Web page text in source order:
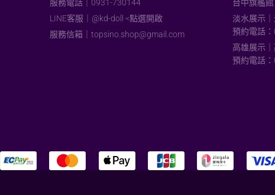
服務電話｜0931-730144
LINE客服｜@kd-doll <點選開啟
服務信箱｜ topsino.shop@gmail.com
台中旗艦
淡水展示
預約電話
高雄展示
預約電話